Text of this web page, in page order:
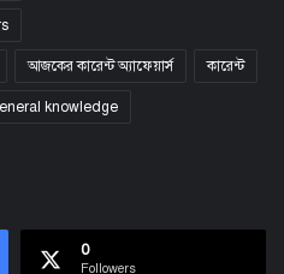
আজকের কারেন্ট অ্যাফেয়ার্স কারেন্ট
knowledge
0
Followers